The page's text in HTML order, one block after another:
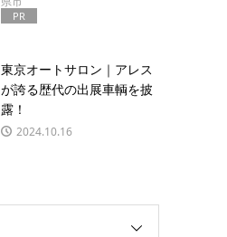
PR
東京オートサロン｜アレス
が誇る歴代の出展車輌を披
露！
2024.10.16